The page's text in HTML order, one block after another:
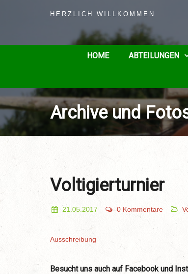
HERZLICH WILLKOMMEN
HOME ABTEILUNGEN
Archive und
Voltigierturnier
21.05.2017 0 Kommentare
Ausschreibung
Besucht uns auch auf Facebook und